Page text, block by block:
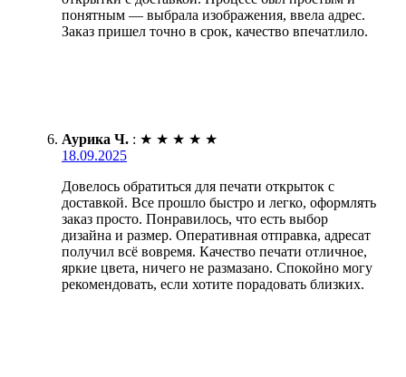
понятным — выбрала изображения, ввела адрес.
Заказ пришел точно в срок, качество впечатлило.
Аурика Ч. : ★ ★ ★ ★ ★
18.09.2025
Довелось обратиться для печати открыток с
доставкой. Все прошло быстро и легко, оформлять
заказ просто. Понравилось, что есть выбор
дизайна и размер. Оперативная отправка, адресат
получил всё вовремя. Качество печати отличное,
яркие цвета, ничего не размазано. Спокойно могу
рекомендовать, если хотите порадовать близких.